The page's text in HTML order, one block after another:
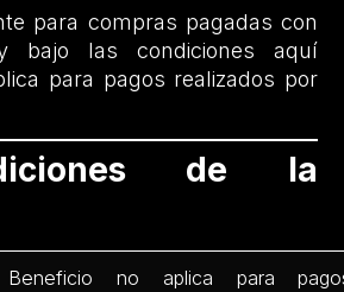
para compras pagadas con
bajo las condiciones aquí
para pagos realizados por
de la
no aplica para